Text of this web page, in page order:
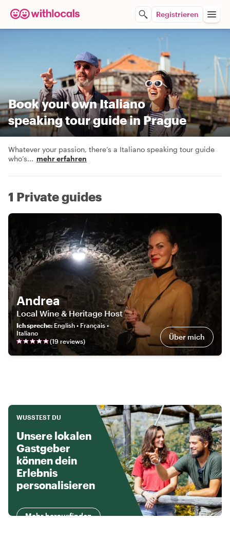
Registrieren
Book your own Italiano
speaking tour guide in Prague
Whatever your passion, there’s a Italiano speaking tour guide
who’s... mehr erfahren
1 Private guides
Andrea
Local Wine & Heritage Host
Ich spreche: English • Français •
Italiano
(19 reviews) Über mich
WUSSTEST DU
Unsere lokalen
Gastgeber
können dein
Erlebnis
personalisieren
Mehr herausfinden